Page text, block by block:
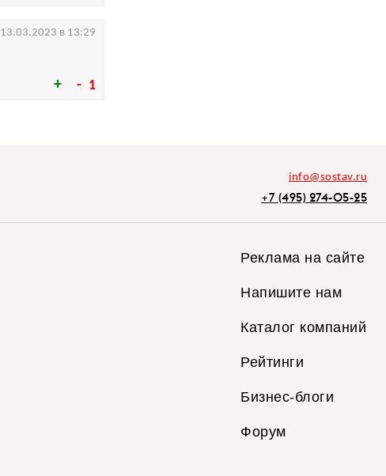
1
13.03.2023 в 13:29
info@sostav.ru
+7 (495) 274-05-25
Реклама на сайте
Напишите нам
Каталог компаний
Рейтинги
Бизнес-блоги
Форум